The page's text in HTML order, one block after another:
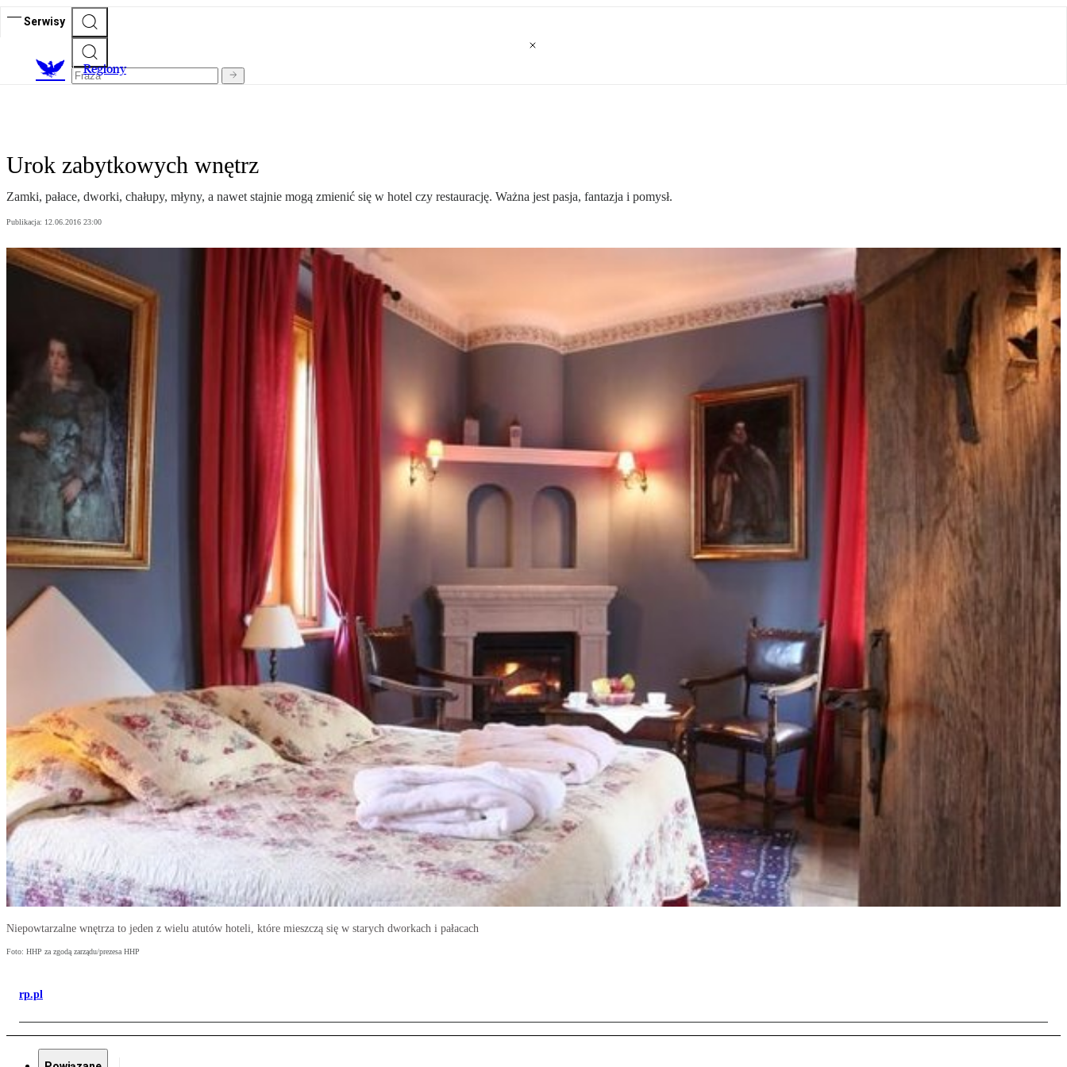
Serwisy
Regiony
Urok zabytkowych wnętrz
Zamki, pałace, dworki, chałupy, młyny, a nawet stajnie mogą zmienić się w hotel czy restaurację. Ważna jest pasja, fantazja i pomysł.
Publikacja: 12.06.2016 23:00
Niepowtarzalne wnętrza to jeden z wielu atutów hoteli, które mieszczą się w starych dworkach i pałacach
Foto: HHP za zgodą zarządu/prezesa HHP
rp.pl